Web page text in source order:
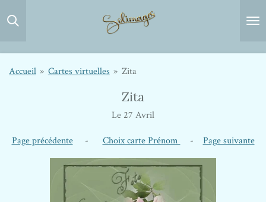
Passer
Accueil » Cartes virtuelles » Zita
Zita
Le 27 Avril
Page précédente- Choix carte Prénom - Page suivante